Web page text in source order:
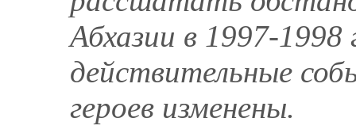
Абхазии в 1997-
действительные
героев изменены.